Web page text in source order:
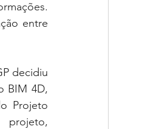
entre
decidiu
BIM 4D,
Projeto
projeto,